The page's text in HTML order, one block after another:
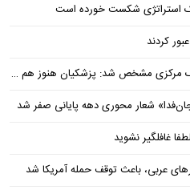
استراتژی شکست خورده است
هنوز هم متوجه نشده است چرا همتی استیضاح شد!
شعار محوری دهه پایانی صفر شد
غافلگیر نشوید
عربی، باعث توقف حمله آمریکا شد